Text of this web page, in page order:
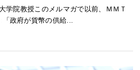
学院教授このメルマガで以前、ＭＭＴ
「政府が貨幣の供給...